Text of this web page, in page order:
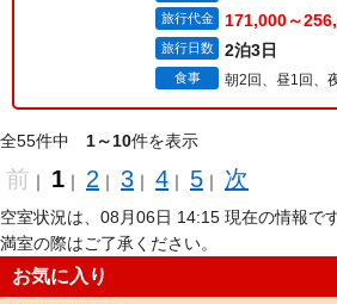
旅行代金 171,000～
旅行日数 2泊3日
食事 朝2回、昼1回、
全55件中 1～10件を表示
前 ｜ 1 ｜ 2 ｜ 3 ｜ 4 ｜ 5 ｜ 次
空室状況は、08月06日 14:15 現在の情報です
満室の際はご了承ください。
お気に入り